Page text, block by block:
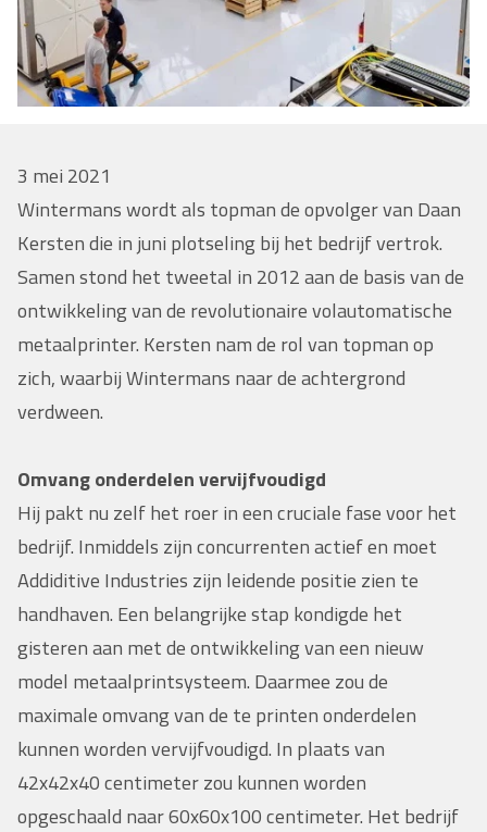
3 mei 2021
Wintermans wordt als topman de opvolger van Daan
Kersten die in juni plotseling bij het bedrijf vertrok.
Samen stond het tweetal in 2012 aan de basis van de
ontwikkeling van de revolutionaire volautomatische
metaalprinter. Kersten nam de rol van topman op
zich, waarbij Wintermans naar de achtergrond
verdween.
Omvang onderdelen vervijfvoudigd
Hij pakt nu zelf het roer in een cruciale fase voor het
bedrijf. Inmiddels zijn concurrenten actief en moet
Addiditive Industries zijn leidende positie zien te
handhaven. Een belangrijke stap kondigde het
gisteren aan met de ontwikkeling van een nieuw
model metaalprintsysteem. Daarmee zou de
maximale omvang van de te printen onderdelen
kunnen worden vervijfvoudigd. In plaats van
42x42x40 centimeter zou kunnen worden
opgeschaald naar 60x60x100 centimeter. Het bedrijf